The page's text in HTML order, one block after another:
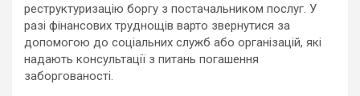
реструктуризацію боргу з постачальником послуг. У
разі фінансових труднощів варто звернутися за
допомогою до соціальних служб або організацій, які
надають консультації з питань погашення
заборгованості.